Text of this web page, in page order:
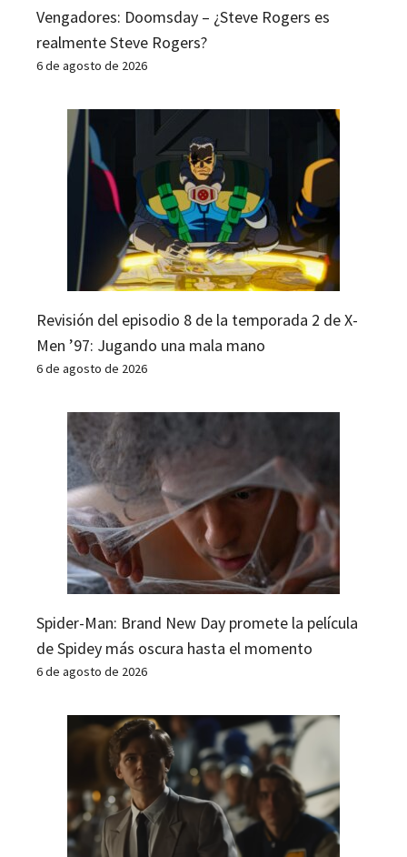
Vengadores: Doomsday – ¿Steve Rogers es
realmente Steve Rogers?
6 de agosto de 2026
Revisión del episodio 8 de la temporada 2 de X-
Men ’97: Jugando una mala mano
6 de agosto de 2026
Spider-Man: Brand New Day promete la película
de Spidey más oscura hasta el momento
6 de agosto de 2026